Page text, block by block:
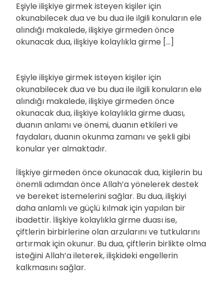
Eşiyle ilişkiye girmek isteyen kişiler için
okunabilecek dua ve bu dua ile ilgili konuların ele
alındığı makalede, ilişkiye girmeden önce
okunacak dua, ilişkiye kolaylıkla girme […]
Eşiyle ilişkiye girmek isteyen kişiler için
okunabilecek dua ve bu dua ile ilgili konuların ele
alındığı makalede, ilişkiye girmeden önce
okunacak dua, ilişkiye kolaylıkla girme duası,
duanın anlamı ve önemi, duanın etkileri ve
faydaları, duanın okunma zamanı ve şekli gibi
konular yer almaktadır.
İlişkiye girmeden önce okunacak dua, kişilerin bu
önemli adımdan önce Allah’a yönelerek destek
ve bereket istemelerini sağlar. Bu dua, ilişkiyi
daha anlamlı ve güçlü kılmak için yapılan bir
ibadettir. İlişkiye kolaylıkla girme duası ise,
çiftlerin birbirlerine olan arzularını ve tutkularını
artırmak için okunur. Bu dua, çiftlerin birlikte olma
isteğini Allah’a ileterek, ilişkideki engellerin
kalkmasını sağlar.